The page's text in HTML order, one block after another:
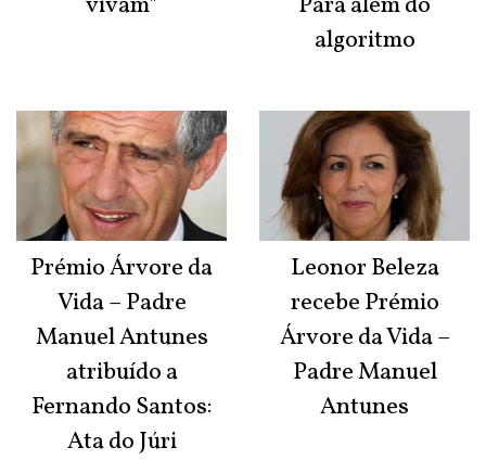
Prémio Árvore da
Vida – Padre
Manuel Antunes
atribuído a
Fernando Santos:
Ata do Júri
algoritmo
Leonor Beleza
recebe Prémio
Árvore da Vida –
Padre Manuel
Antunes